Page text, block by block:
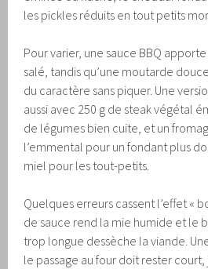
les pickles réduits en tout petits
Pour varier, une sauce BBQ
salé, tandis qu’une moutarde
du caractère sans piquer. Une
aussi avec 250 g de steak végétal
de légumes bien cuite, et un
l’emmental pour un fondant plus
miel pour les tout-petits.
Quelques erreurs cassent l’effet «
de sauce rend la mie humide et le
trop longue dessèche la viande.
le passage au four doit rester